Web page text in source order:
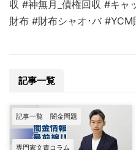
収 #神無月_債権回収 #キャ
財布 #財布シャオ･バ
記事一覧
記事一覧 闇金問題
専門家文責コラム